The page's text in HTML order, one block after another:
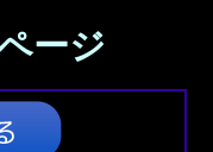
ージ